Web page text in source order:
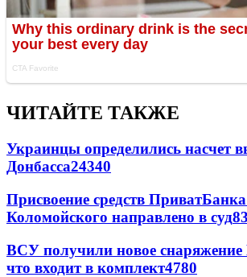
ЧИТАЙТЕ ТАКЖЕ
Украинцы определились насчет
Донбасса24340
Присвоение средств
Коломойского направлено в суд
ВСУ получили новое снаряжение
что входит в комплект4780